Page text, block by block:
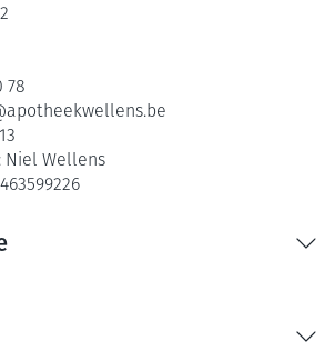
78
apotheekwellens.be
Niel Wellens